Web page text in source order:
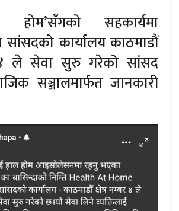
सहकार्यमा
सांसदको कार्यालय काठमाडौं
४ ले सेवा सुरु गरेको सांसद
सञ्जालमार्फत जानकारी